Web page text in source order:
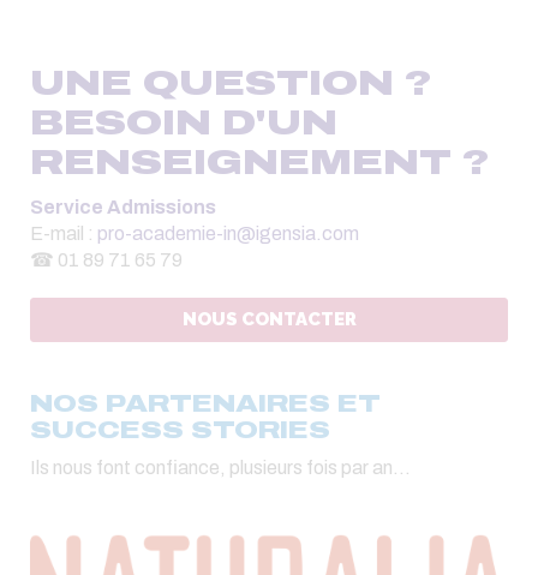
UNE QUESTION ?
BESOIN D'UN
RENSEIGNEMENT ?
Service Admissions
E-mail : pro-academie-in@igensia.com
☎ 01 89 71 65 79
NOUS CONTACTER
NOS PARTENAIRES ET
SUCCESS STORIES
Ils nous font confiance, plusieurs fois par an...